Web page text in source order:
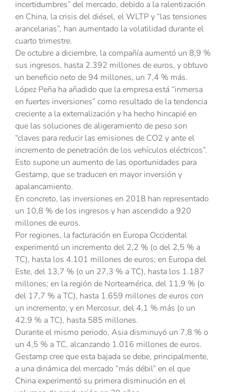
incertidumbres” del mercado, debido a la ralentización
en China, la crisis del diésel, el WLTP y “las tensiones
arancelarias”, han aumentado la volatilidad durante el
cuarto trimestre.
De octubre a diciembre, la compañía aumentó un 8,9 %
sus ingresos, hasta 2.392 millones de euros, y obtuvo
un beneficio neto de 94 millones, un 7,4 % más.
López Peña ha añadido que la empresa está “inmersa
en fuertes inversiones” como resultado de la tendencia
creciente a la externalización y ha hecho hincapié en
que las soluciones de aligeramiento de peso son
“claves para reducir las emisiones de CO2 y ante el
incremento de penetración de los vehículos eléctricos”.
Esto supone un aumento de las oportunidades para
Gestamp, que se traducen en mayor inversión y
apalancamiento.
En concreto, las inversiones en 2018 han representado
un 10,8 % de los ingresos y han ascendido a 920
millones de euros.
Por regiones, la facturación en Europa Occidental
experimentó un incremento del 2,2 % (o del 2,5 % a
TC), hasta los 4.101 millones de euros; en Europa del
Este, del 13,7 % (o un 27,3 % a TC), hasta los 1.187
millones; en la región de Norteamérica, del 11,9 % (o
del 17,7 % a TC), hasta 1.659 millones de euros con
un incremento; y en Mercosur, del 4,1 % más (o un
42,9 % a TC), hasta 585 millones.
Durante el mismo periodo, Asia disminuyó un 7,8 % o
un 4,5 % a TC, alcanzando 1.016 millones de euros.
Gestamp cree que esta bajada se debe, principalmente,
a una dinámica del mercado “más débil” en el que
China experimentó su primera disminución en el